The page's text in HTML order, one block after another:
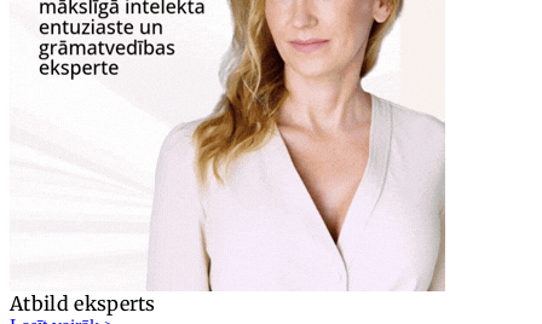
Atbild eksperts